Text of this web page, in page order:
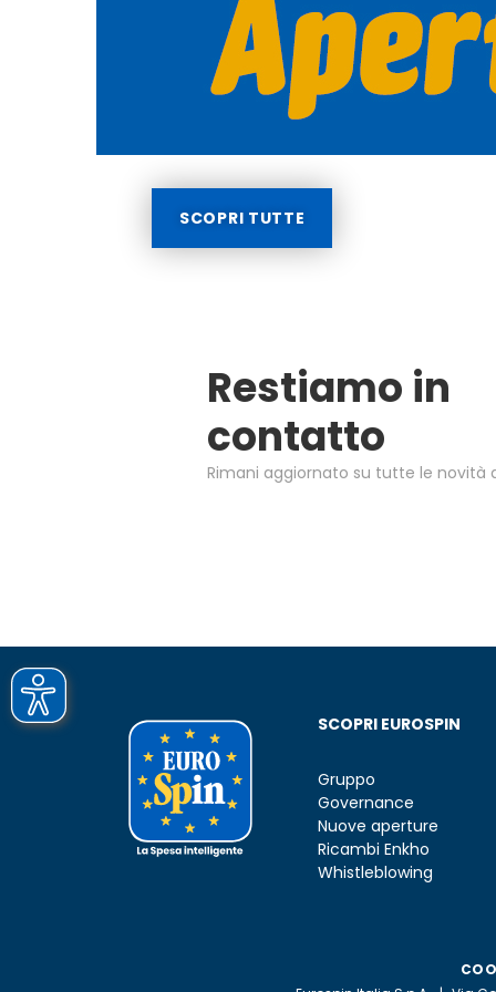
SCOPRI TUTTE
Restiamo in
contatto
Rimani aggiornato su tutte le novità
SCOPRI EUROSPIN
Gruppo
Governance
Nuove aperture
Ricambi Enkho
Whistleblowing